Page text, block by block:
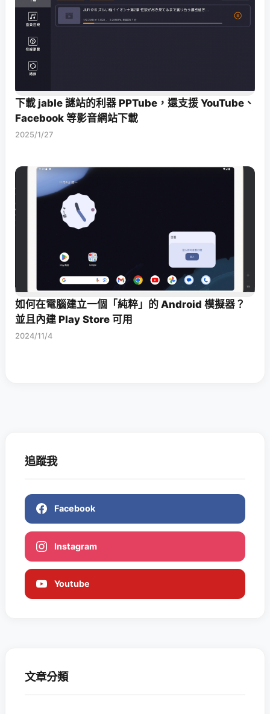
下載 jable 謎站的利器 PPTube，還支援 YouTube、
Facebook 等影音網站下載
2025/1/27
如何在電腦建立一個「純粹」的 Android 模擬器？
並且內建 Play Store 可用
2024/11/4
追蹤我
Facebook
Instagram
Youtube
文章分類